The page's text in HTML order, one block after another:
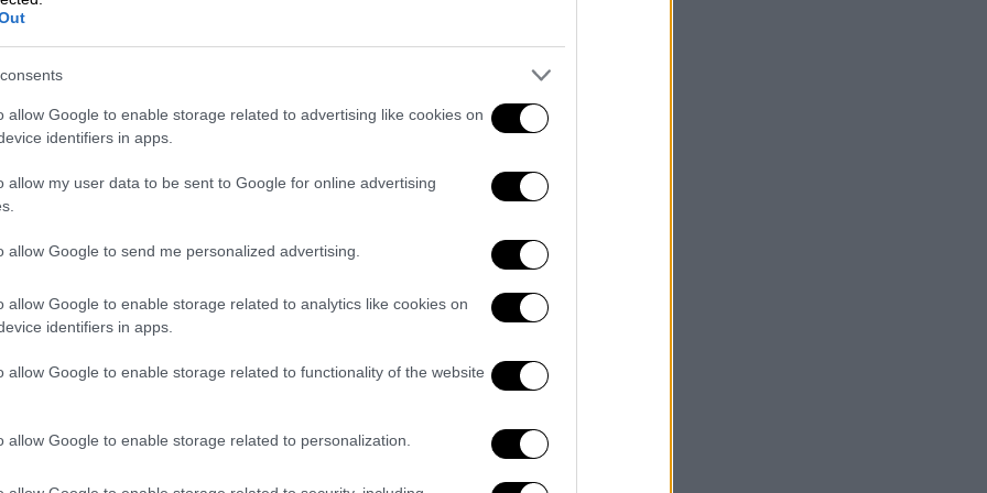
allow Google to enable storage related to advertising like cookies on
identifiers in apps.
allow my user data to be sent to Google for online advertising
allow Google to send me personalized advertising.
allow Google to enable storage related to analytics like cookies on
identifiers in apps.
allow Google to enable storage related to functionality of the website
allow Google to enable storage related to personalization.
αναμένεται επίσης να διαδραματίσουν
που επλήγησαν από τον σεισμό του
και του κόμματός του AK. Αλλά ο
(YSK) Αχμέτ Γενέρ δήλωσε
εκατομμύριο ψηφοφόροι στις
ψηφίσουν φέτος εν μέσω εκτοπισμού.
την εξουσία στον διάδοχό του
Τουρκία
χρόνια. Υποψήφιοι πρόεδροι μπορούν να
το όριο του 5% των ψηφοφόρων
ή από κόμματα που έχουν συγκεντρώσει
την υποψηφιότητά τους.